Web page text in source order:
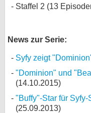
Staffel 2 (13
News zur Serie:
Syfy zeigt
"Dominion" und
(14.10.2015)
"Buffy"-Star für
(25.09.2013)